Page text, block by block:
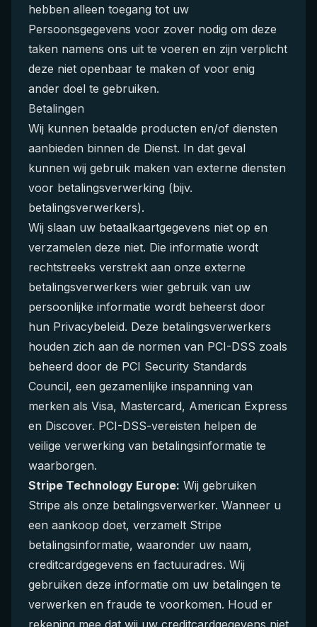
hebben alleen toegang tot uw
Persoonsgegevens voor zover nodig om deze
taken namens ons uit te voeren en zijn verplicht
deze niet openbaar te maken of voor enig
ander doel te gebruiken.
Betalingen
Wij kunnen betaalde producten en/of diensten
aanbieden binnen de Dienst. In dat geval
kunnen wij gebruik maken van externe diensten
voor betalingsverwerking (bijv.
betalingsverwerkers).
Wij slaan uw betaalkaartgegevens niet op en
verzamelen deze niet. Die informatie wordt
rechtstreeks verstrekt aan onze externe
betalingsverwerkers wier gebruik van uw
persoonlijke informatie wordt beheerst door
hun Privacybeleid. Deze betalingsverwerkers
houden zich aan de normen van PCI-DSS zoals
beheerd door de PCI Security Standards
Council, een gezamenlijke inspanning van
merken als Visa, Mastercard, American Express
en Discover. PCI-DSS-vereisten helpen de
veilige verwerking van betalingsinformatie te
waarborgen.
Stripe Technology Europe: Wij gebruiken
Stripe als onze betalingsverwerker. Wanneer u
een aankoop doet, verzamelt Stripe
betalingsinformatie, waaronder uw naam,
creditcardgegevens en factuuradres. Wij
gebruiken deze informatie om uw betalingen te
verwerken en fraude te voorkomen. Houd er
rekening mee dat wij uw creditcardgegevens niet